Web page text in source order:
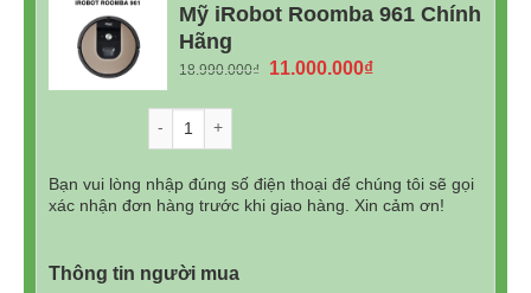
bụi của Roomba 961 khá lớn. Điều đó có nghĩa là robot
được 1 khoản thời gian quý báu bên gia đình thay vì phải
thường xuyên vệ sinh hộp đựng bụi.
Mỹ iRobot Roomba 961 Chính
Hãng
18.990.000₫
Giá
11.000.000₫Giá
Bạn vui lòng nhập đúng số điện thoại để chúng tôi sẽ gọi
xác nhận đơn hàng trước khi giao hàng. Xin cảm ơn!
Thông tin người mua